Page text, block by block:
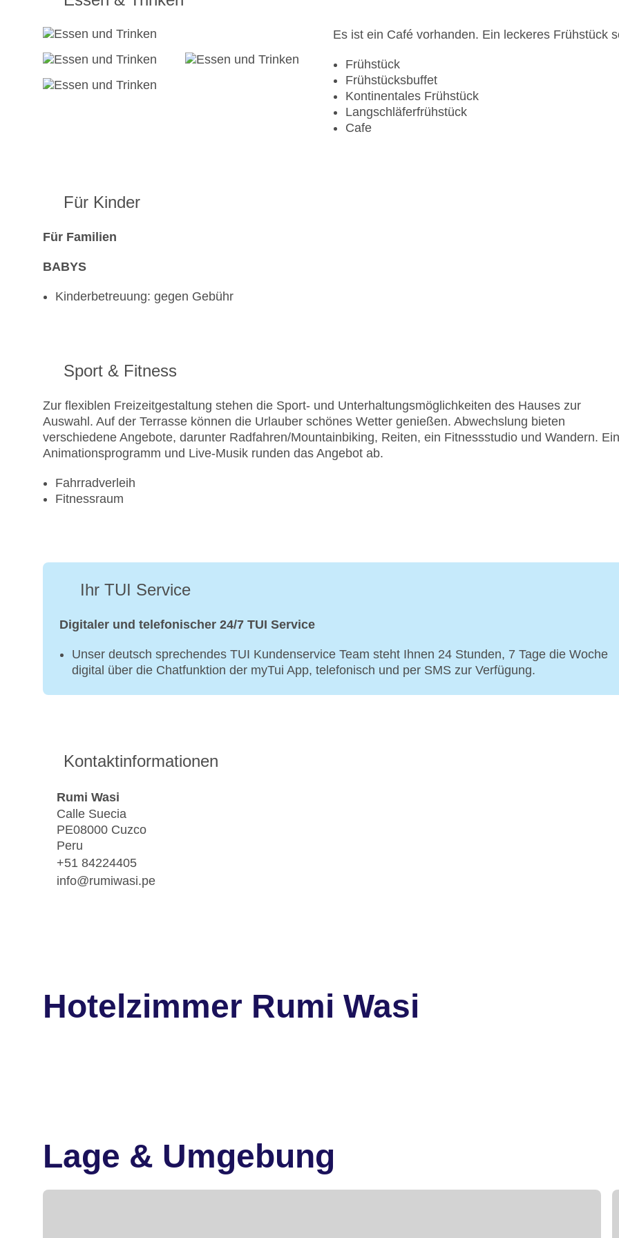
Es ist ein Café vorhanden. Ein leckeres Frühstück
Frühstück
Frühstücksbuffet
Kontinentales Frühstück
Langschläferfrühstück
Cafe
Für Kinder
Für Familien
BABYS
Kinderbetreuung: gegen Gebühr
Sport & Fitness
Zur flexiblen Freizeitgestaltung stehen die Sport- und Unterhaltungsmöglichkeiten des Hauses zur
Auswahl. Auf der Terrasse können die Urlauber schönes Wetter genießen. Abwechslung bieten
verschiedene Angebote, darunter Radfahren/Mountainbiking, Reiten, ein Fitnessstudio und Wandern. Ein
Animationsprogramm und Live-Musik runden das Angebot ab.
Fahrradverleih
Fitnessraum
Ihr TUI Service
Digitaler und telefonischer 24/7 TUI Service
Unser deutsch sprechendes TUI Kundenservice Team steht Ihnen 24 Stunden, 7 Tage die Woche
digital über die Chatfunktion der myTui App, telefonisch und per SMS zur Verfügung.
Kontaktinformationen
Rumi Wasi
Calle Suecia
PE08000 Cuzco
Peru
+51 84224405
info@rumiwasi.pe
Hotelzimmer Rumi Wasi
Lage & Umgebung